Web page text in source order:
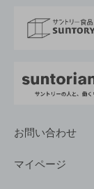
採用情報
お問い合わせ
マイページ